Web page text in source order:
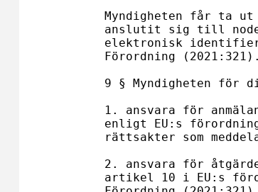
Myndigheten får ta
anslutit sig till noden
elektronisk
Förordning (2021:321).
9 § Myndigheten för
1. ansvara för
enligt EU:s
rättsakter som
2. ansvara för
artikel 10 i EU:s